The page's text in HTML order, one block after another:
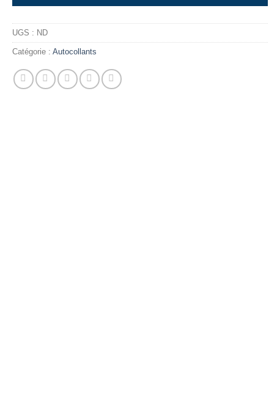
UGS : ND
Catégorie : Autocollants